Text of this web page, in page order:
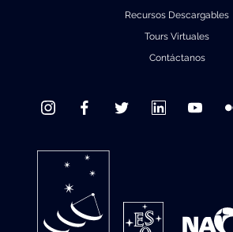
Recursos Descargables
Tours Virtuales
Contáctanos